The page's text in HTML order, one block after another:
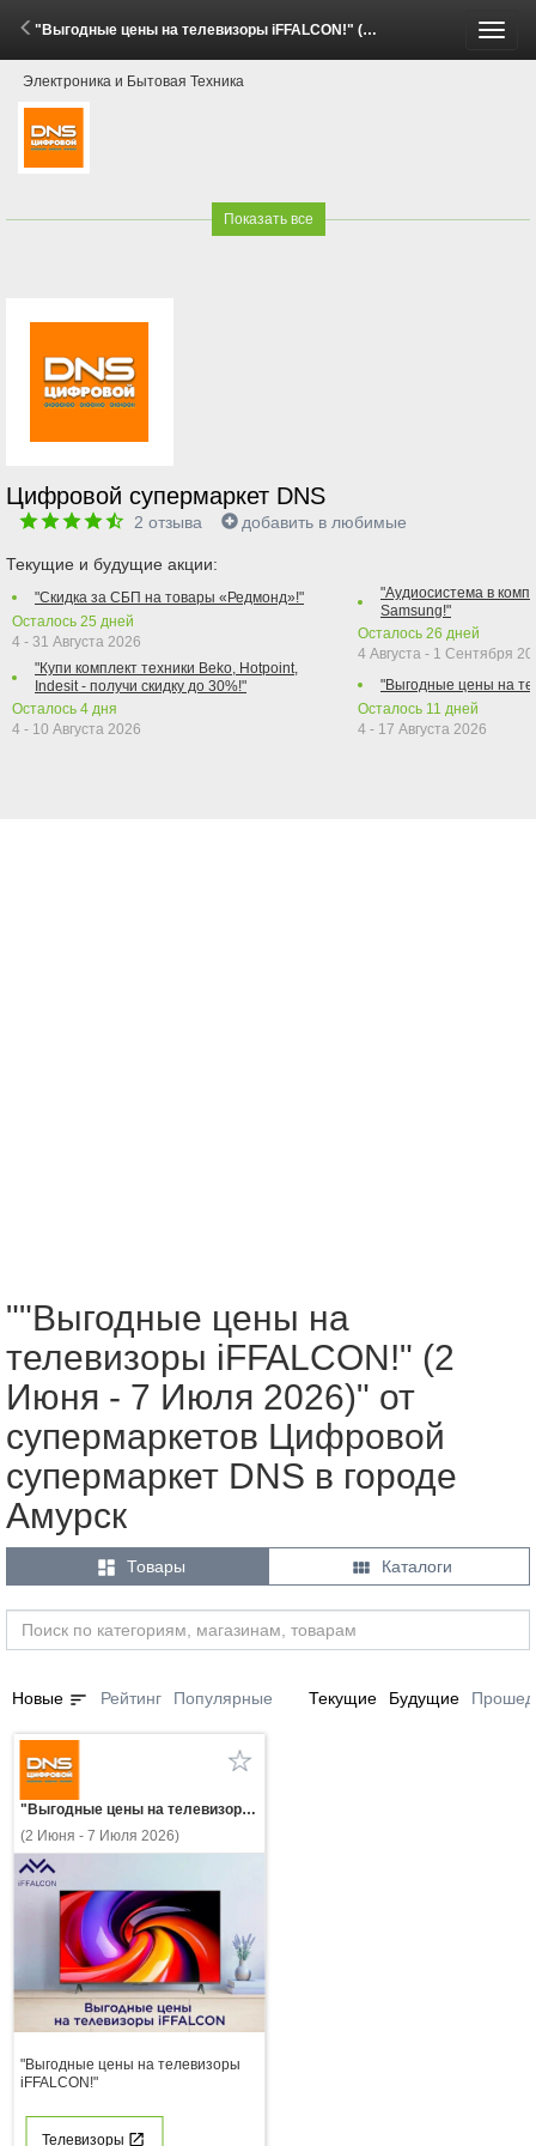
"Выгодные цены на телевизоры iFFALCON!" (2 Июня - 7 Июля 2026)
Электроника и Бытовая Техника
Показать все
Цифровой супермаркет DNS
2 отзыва добавить в любимые
Текущие и будущие акции:
"Скидка за СБП на товары «Редмонд»!"
Осталось 25 дней
4 - 31 Августа 2026
"Купи комплект техники Beko, Hotpoint,
Indesit - получи скидку до 30%!"
Осталось 4 дня
4 - 10 Августа 2026
"Аудиосистема в
Samsung!"
Осталось 26 дней
4 Августа - 1 Сентября
"Выгодные цены на
Осталось 11 дней
4 - 17 Августа 2026
""Выгодные цены на
телевизоры iFFALCON!" (2
Июня - 7 Июля 2026)" от
супермаркетов Цифровой
супермаркет DNS в городе
Амурск
 Товары  Каталоги
Новые sort Рейтинг Популярные Текущие Будущие
"Выгодные цены на телевизоры iFFALCON!"
(2 Июня - 7 Июля 2026)
"Выгодные цены на телевизоры
iFFALCON!"
Телевизоры